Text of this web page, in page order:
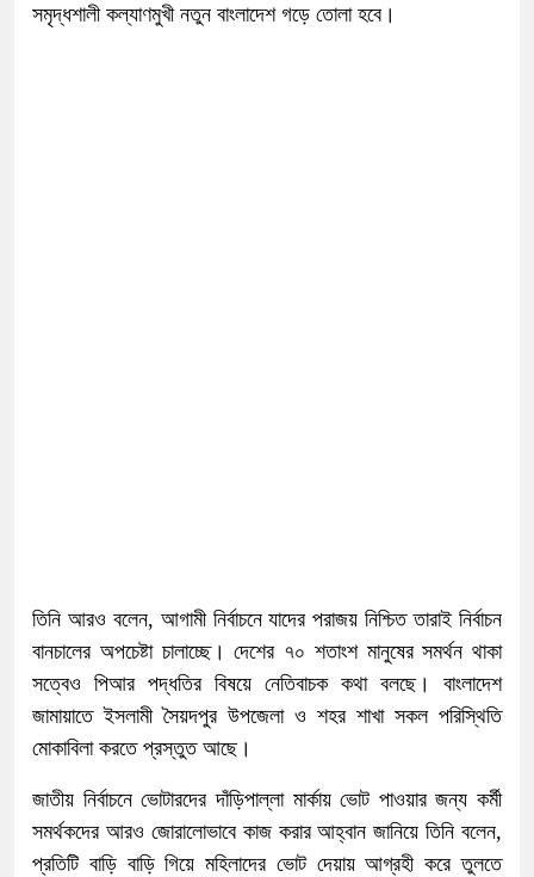
সমৃদ্ধশালী কল্যাণমুখী নতুন বাংলাদেশ গড়ে তোলা হবে।
তিনি আরও বলেন, আগামী নির্বাচনে যাদের পরাজয় নিশ্চিত তারাই নির্বাচন
বানচালের অপচেষ্টা চালাচ্ছে। দেশের ৭০ শতাংশ মানুষের সমর্থন থাকা
সত্বেও পিআর পদ্ধতির বিষয়ে নেতিবাচক কথা বলছে। বাংলাদেশ
জামায়াতে ইসলামী সৈয়দপুর উপজেলা ও শহর শাখা সকল পরিস্থিতি
মোকাবিলা করতে প্রস্তুত আছে।
জাতীয় নির্বাচনে ভোটারদের দাঁড়িপাল্লা মার্কায় ভোট পাওয়ার জন্য কর্মী
সমর্থকদের আরও জোরালোভাবে কাজ করার আহ্বান জানিয়ে তিনি বলেন,
প্রতিটি বাড়ি বাড়ি গিয়ে মহিলাদের ভোট দেয়ায় আগ্রহী করে তুলতে